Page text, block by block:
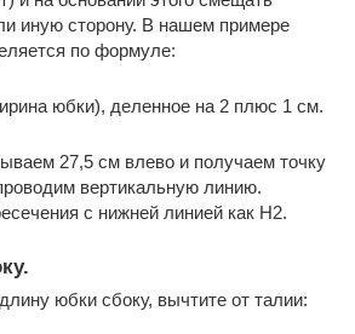
иную сторону. В нашем примере
по формуле:
юбки), деленное на 2 плюс 1 см.
27,5 см влево и получаем точку
вертикальную линию.
с нижней линией как H2.
юбки сбоку, вычтите от талии: